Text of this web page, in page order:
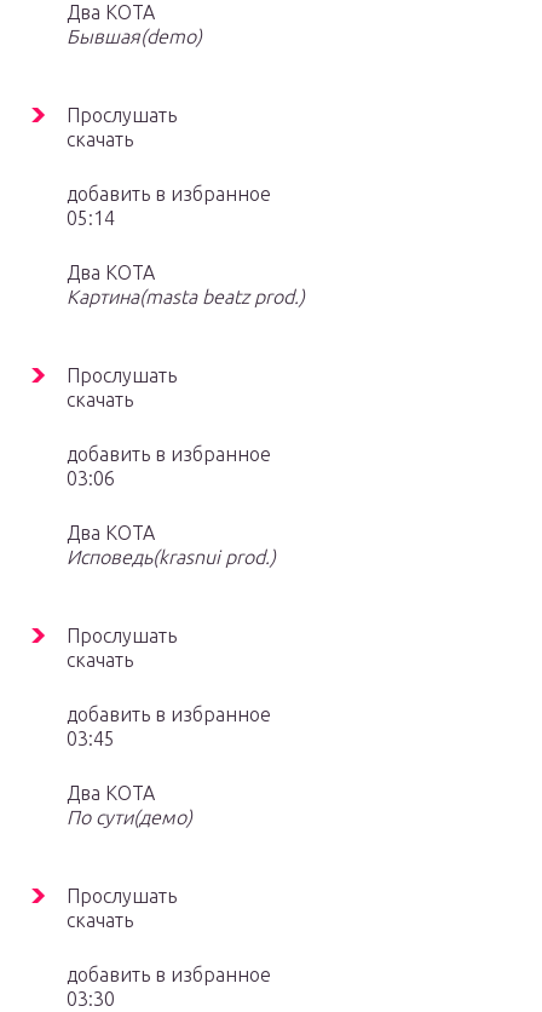
Два КОТА
Бывшая(demo)
Прослушать
скачать
добавить в избранное
05:14
Два КОТА
Картина(masta beatz prod.)
Прослушать
скачать
добавить в избранное
03:06
Два КОТА
Исповедь(krasnui prod.)
Прослушать
скачать
добавить в избранное
03:45
Два КОТА
По сути(демо)
Прослушать
скачать
добавить в избранное
03:30